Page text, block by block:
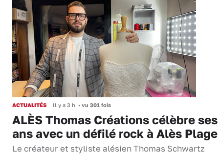
ACTUALITÉS Il y a 3 h • vu 301 fois
ALÈS Thomas Créations célèbre
ans avec un défilé rock à Alès Plage
Le créateur et styliste alésien Thomas Schwartz